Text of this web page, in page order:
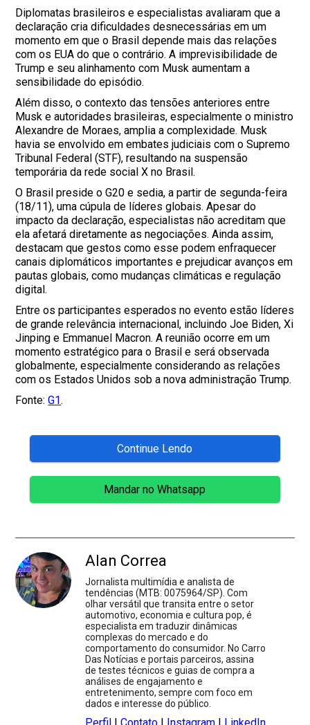
Diplomatas brasileiros e especialistas avaliaram que a
declaração cria dificuldades desnecessárias em um
momento em que o Brasil depende mais das relações
com os EUA do que o contrário. A imprevisibilidade de
Trump e seu alinhamento com Musk aumentam a
sensibilidade do episódio.
Além disso, o contexto das tensões anteriores entre
Musk e autoridades brasileiras, especialmente o ministro
Alexandre de Moraes, amplia a complexidade. Musk
havia se envolvido em embates judiciais com o Supremo
Tribunal Federal (STF), resultando na suspensão
temporária da rede social X no Brasil.
O Brasil preside o G20 e sedia, a partir de segunda-feira
(18/11), uma cúpula de líderes globais. Apesar do
impacto da declaração, especialistas não acreditam que
ela afetará diretamente as negociações. Ainda assim,
destacam que gestos como esse podem enfraquecer
canais diplomáticos importantes e prejudicar avanços em
pautas globais, como mudanças climáticas e regulação
digital.
Entre os participantes esperados no evento estão líderes
de grande relevância internacional, incluindo Joe Biden, Xi
Jinping e Emmanuel Macron. A reunião ocorre em um
momento estratégico para o Brasil e será observada
globalmente, especialmente considerando as relações
com os Estados Unidos sob a nova administração Trump.
Fonte:G1.
Continue Lendo
Mandar no Whatsapp
Alan Correa
Jornalista multimídia e analista de
tendências (MTB: 0075964/SP). Com
olhar versátil que transita entre o setor
automotivo, economia e cultura pop, é
especialista em traduzir dinâmicas
complexas do mercado e do
comportamento do consumidor. No Carro
Das Notícias e portais parceiros, assina
de testes técnicos e guias de compra a
análises de engajamento e
entretenimento, sempre com foco em
dados e interesse do público.